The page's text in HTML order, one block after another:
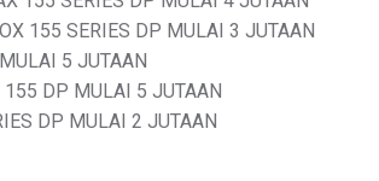
155 SERIES DP MULAI 3 JUTAAN
5 JUTAAN
155 DP MULAI 5 JUTAAN
DP MULAI 2 JUTAAN